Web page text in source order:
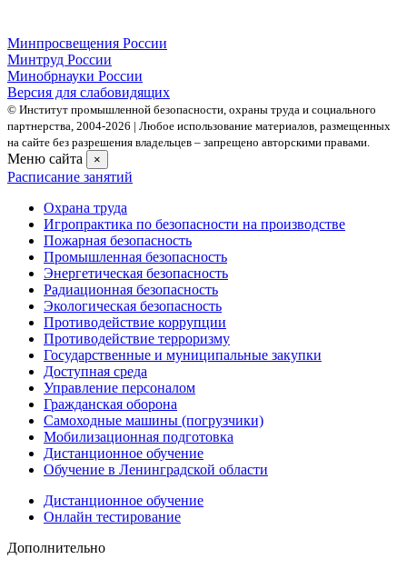
Минпросвещения России
Минтруд России
Минобрнауки России
Версия для слабовидящих
© Институт промышленной безопасности, охраны труда и социального
партнерства, 2004- 2026 | Любое использование материалов, размещенных
на сайте без разрешения владельцев – запрещено авторскими правами.
Меню сайта ×
Расписание занятий
Охрана труда
Игропрактика по безопасности на производстве
Пожарная безопасность
Промышленная безопасность
Энергетическая безопасность
Радиационная безопасность
Экологическая безопасность
Противодействие коррупции
Противодействие терроризму
Государственные и муниципальные закупки
Доступная среда
Управление персоналом
Гражданская оборона
Самоходные машины (погрузчики)
Мобилизационная подготовка
Дистанционное обучение
Обучение в Ленинградской области
Дистанционное обучение
Онлайн тестирование
Дополнительно